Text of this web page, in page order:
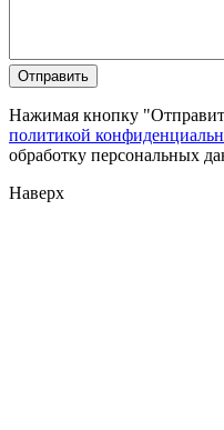
Нажимая кнопку
политикой
обработку персональных
Наверх